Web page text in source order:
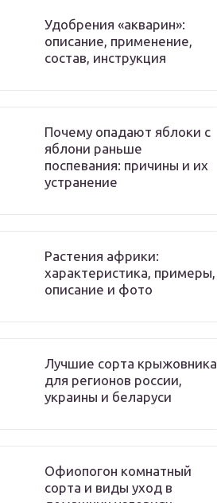
Удобрения «акварин»:
описание, применение,
состав, инструкция
Почему опадают яблоки с
яблони раньше
поспевания: причины и их
устранение
Растения африки:
характеристика, примеры,
описание и фото
Лучшие сорта крыжовника
для регионов россии,
украины и беларуси
Офиопогон комнатный
сорта и виды уход в